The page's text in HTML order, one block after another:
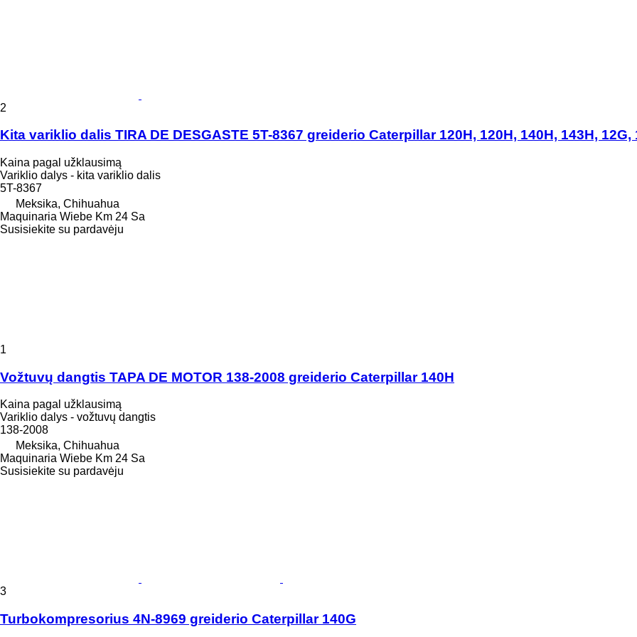
2
Kita variklio dalis TIRA DE DESGASTE 5T-8367 greiderio Caterpillar 120H, 120H, 140H, 143H, 12G,
Kaina pagal užklausimą
Variklio dalys - kita variklio dalis
5T-8367
Meksika, Chihuahua
Maquinaria Wiebe Km 24 Sa
Susisiekite su pardavėju
1
Vožtuvų dangtis TAPA DE MOTOR 138-2008 greiderio Caterpillar 140H
Kaina pagal užklausimą
Variklio dalys - vožtuvų dangtis
138-2008
Meksika, Chihuahua
Maquinaria Wiebe Km 24 Sa
Susisiekite su pardavėju
3
Turbokompresorius 4N-8969 greiderio Caterpillar 140G